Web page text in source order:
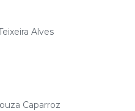
Alves
Caparroz